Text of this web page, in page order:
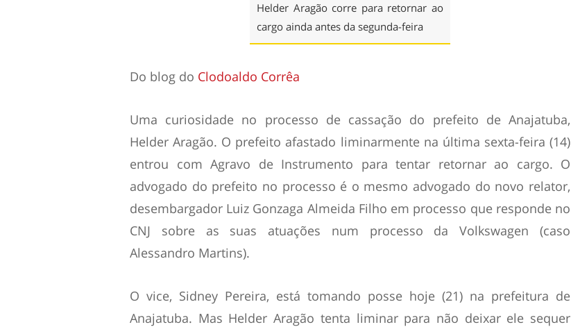
Helder Aragão corre para retornar ao
cargo ainda antes da segunda-feira
Do blog do Clodoaldo Corrêa
Uma curiosidade no processo de cassação do prefeito de Anajatuba,
Helder Aragão. O prefeito afastado liminarmente na última sexta-feira (14)
entrou com Agravo de Instrumento para tentar retornar ao cargo. O
advogado do prefeito no processo é o mesmo advogado do novo relator,
desembargador Luiz Gonzaga Almeida Filho em processo que responde no
CNJ sobre as suas atuações num processo da Volkswagen (caso
Alessandro Martins).
O vice, Sidney Pereira, está tomando posse hoje (21) na prefeitura de
Anajatuba. Mas Helder Aragão tenta liminar para não deixar ele sequer